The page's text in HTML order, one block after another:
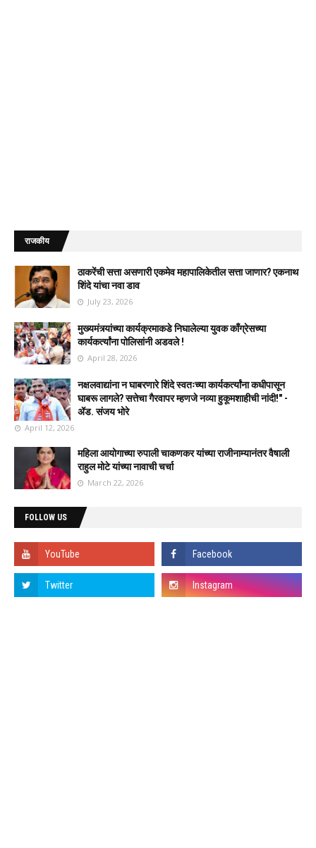
राजकीय
ठाकरेंची सत्ता असणारी एकमेव महापालिकेतील सत्ता जाणार? एकनाथ
शिंदे यांचा नवा डाव
July 23, 2026
मुख्यमंत्र्यांच्या कार्यक्रमाकडे निघालेल्या युवक काँग्रेसच्या
कार्यकर्त्यांना पोलिसांनी अडवले !
April 28, 2026
नक्षलवाद्यांना न घाबरणारे शिंदे स्वतःच्या कार्यकर्त्यांना कधीपासून
घाबरू लागले? सत्तेचा गैरवापर म्हणजे नव्या हुकूमशाहीची नांदी!" -
ॲड. संजय भोरे
April 12, 2026
महिला आयोगाच्या रुपाली चाकणकर यांच्या राजीनाम्यानंतर वैषाली
राहुल मोटे यांच्या नावाची चर्चा
March 22, 2026
FOLLOW US